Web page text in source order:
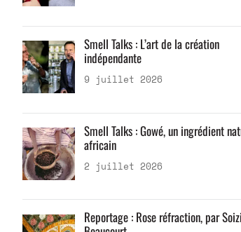
Smell Talks : L’art de la création
indépendante
9 juillet 2026
Smell Talks : Gowé, un ingrédient
africain
2 juillet 2026
Reportage : Rose réfraction, par